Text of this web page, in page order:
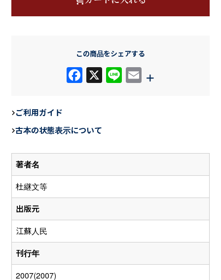
著者名
杜継文等
出版元
江蘇人民
刊行年
2007(2007)
この商品をシェアする
F
e
b
o
o
X Li E
+
ご利用ガイド
古本の状態表示について